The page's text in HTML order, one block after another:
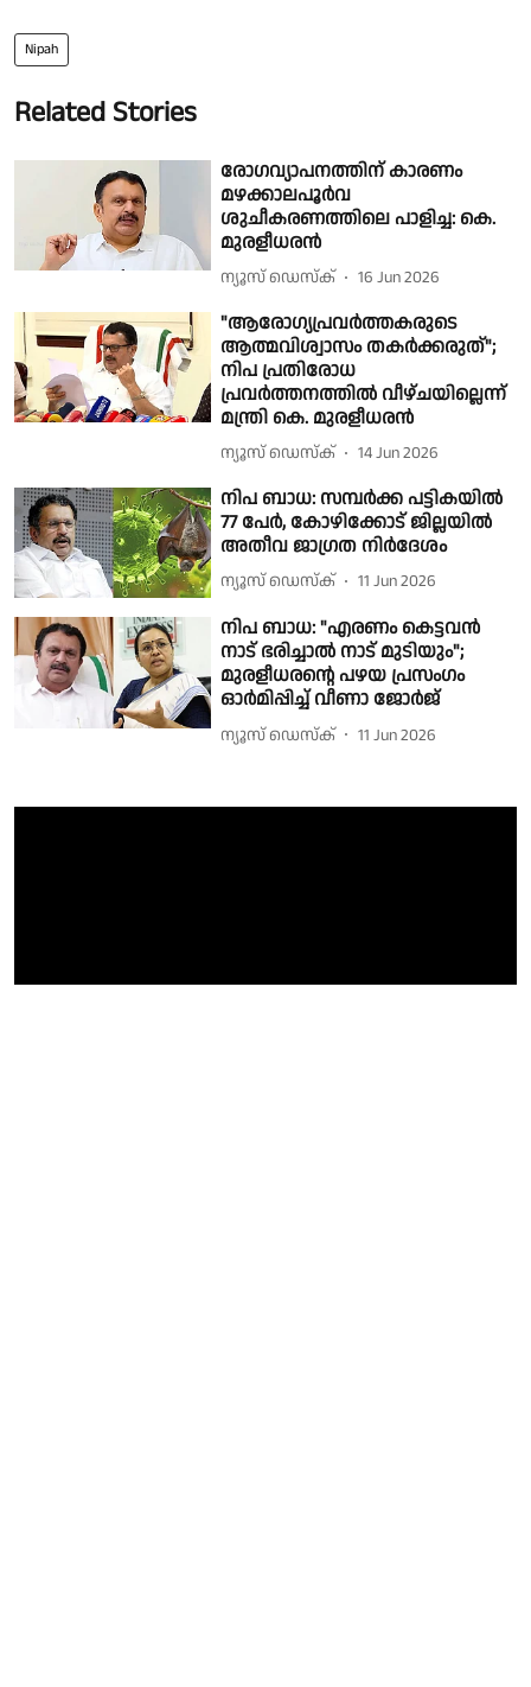
Nipah
Related Stories
രോഗവ്യാപനത്തിന് കാരണം
മഴക്കാലപൂർവ
ശുചീകരണത്തിലെ പാളിച്ച: കെ.
മുരളീധരൻ
ന്യൂസ് ഡെസ്ക് 16 Jun 2026
"ആരോഗ്യപ്രവർത്തകരുടെ
ആത്മവിശ്വാസം തകർക്കരുത്";
നിപ പ്രതിരോധ
പ്രവർത്തനത്തിൽ വീഴ്ചയില്ലെന്ന്
മന്ത്രി കെ. മുരളീധരൻ
ന്യൂസ് ഡെസ്ക് 14 Jun 2026
നിപ ബാധ: സമ്പർക്ക പട്ടികയിൽ
77 പേർ, കോഴിക്കോട് ജില്ലയിൽ
അതീവ ജാഗ്രത നിർദേശം
ന്യൂസ് ഡെസ്ക് 11 Jun 2026
നിപ ബാധ: "എരണം കെട്ടവൻ
നാട് ഭരിച്ചാൽ നാട് മുടിയും";
മുരളീധരന്റെ പഴയ പ്രസംഗം
ഓർമിപ്പിച്ച് വീണാ ജോർജ്
ന്യൂസ് ഡെസ്ക് 11 Jun 2026